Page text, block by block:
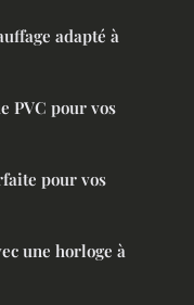
adapté à
PVC pour vos
pour vos
une horloge à